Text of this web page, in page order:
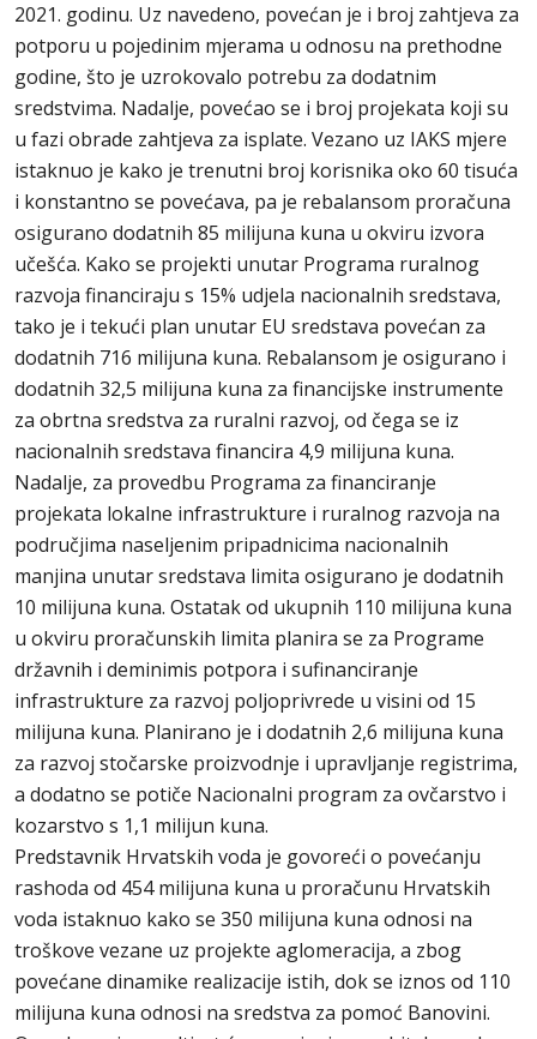
2021. godinu. Uz navedeno, povećan je i broj zahtjeva za
potporu u pojedinim mjerama u odnosu na prethodne
godine, što je uzrokovalo potrebu za dodatnim
sredstvima. Nadalje, povećao se i broj projekata koji su
u fazi obrade zahtjeva za isplate. Vezano uz IAKS mjere
istaknuo je kako je trenutni broj korisnika oko 60 tisuća
i konstantno se povećava, pa je rebalansom proračuna
osigurano dodatnih 85 milijuna kuna u okviru izvora
učešća. Kako se projekti unutar Programa ruralnog
razvoja financiraju s 15% udjela nacionalnih sredstava,
tako je i tekući plan unutar EU sredstava povećan za
dodatnih 716 milijuna kuna. Rebalansom je osigurano i
dodatnih 32,5 milijuna kuna za financijske instrumente
za obrtna sredstva za ruralni razvoj, od čega se iz
nacionalnih sredstava financira 4,9 milijuna kuna.
Nadalje, za provedbu Programa za financiranje
projekata lokalne infrastrukture i ruralnog razvoja na
područjima naseljenim pripadnicima nacionalnih
manjina unutar sredstava limita osigurano je dodatnih
10 milijuna kuna. Ostatak od ukupnih 110 milijuna kuna
u okviru proračunskih limita planira se za Programe
državnih i deminimis potpora i sufinanciranje
infrastrukture za razvoj poljoprivrede u visini od 15
milijuna kuna. Planirano je i dodatnih 2,6 milijuna kuna
za razvoj stočarske proizvodnje i upravljanje registrima,
a dodatno se potiče Nacionalni program za ovčarstvo i
kozarstvo s 1,1 milijun kuna.
Predstavnik Hrvatskih voda je govoreći o povećanju
rashoda od 454 milijuna kuna u proračunu Hrvatskih
voda istaknuo kako se 350 milijuna kuna odnosi na
troškove vezane uz projekte aglomeracija, a zbog
povećane dinamike realizacije istih, dok se iznos od 110
milijuna kuna odnosi na sredstva za pomoć Banovini.